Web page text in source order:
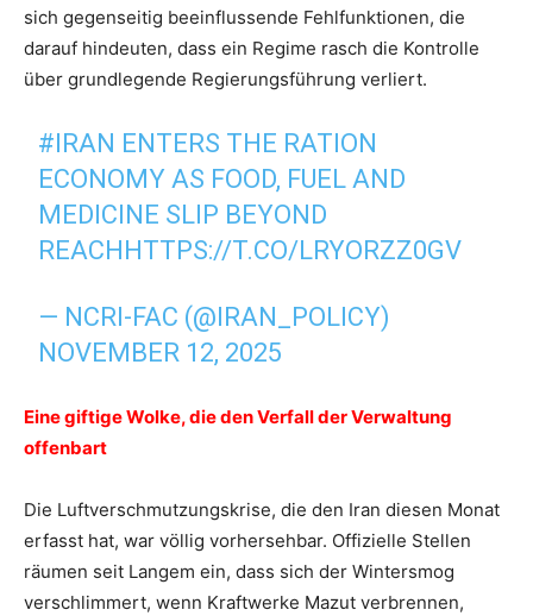
sich gegenseitig beeinflussende Fehlfunktionen, die
darauf hindeuten, dass ein Regime rasch die Kontrolle
über grundlegende Regierungsführung verliert.
#IRAN ENTERS THE RATION
ECONOMY AS FOOD, FUEL AND
MEDICINE SLIP BEYOND
REACH HTTPS://T.CO/LRYORZZ0GV
— NCRI-FAC (@IRAN_POLICY)
NOVEMBER 12, 2025
Eine giftige Wolke, die den Verfall der Verwaltung
offenbart
Die Luftverschmutzungskrise, die den Iran diesen Monat
erfasst hat, war völlig vorhersehbar. Offizielle Stellen
räumen seit Langem ein, dass sich der Wintersmog
verschlimmert, wenn Kraftwerke Mazut verbrennen,